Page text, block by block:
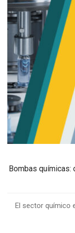
Bombas
El sector químico